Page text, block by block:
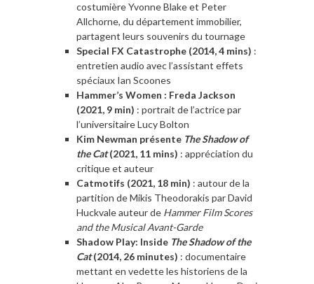
costumière Yvonne Blake et Peter
Allchorne, du département immobilier,
partagent leurs souvenirs du tournage
Special FX Catastrophe (2014, 4 mins) :
entretien audio avec l’assistant effets
spéciaux Ian Scoones
Hammer’s Women : Freda Jackson
(2021, 9 min) : portrait de l’actrice par
l’universitaire Lucy Bolton
Kim Newman présente The Shadow of
the Cat(2021, 11 mins) : appréciation du
critique et auteur
Catmotifs (2021, 18 min) : autour de la
partition de Mikis Theodorakis par David
Huckvale auteur de Hammer Film Scores
and the Musical Avant-Garde
Shadow Play: Inside The Shadow of the
Cat(2014, 26 minutes) : documentaire
mettant en vedette les historiens de la